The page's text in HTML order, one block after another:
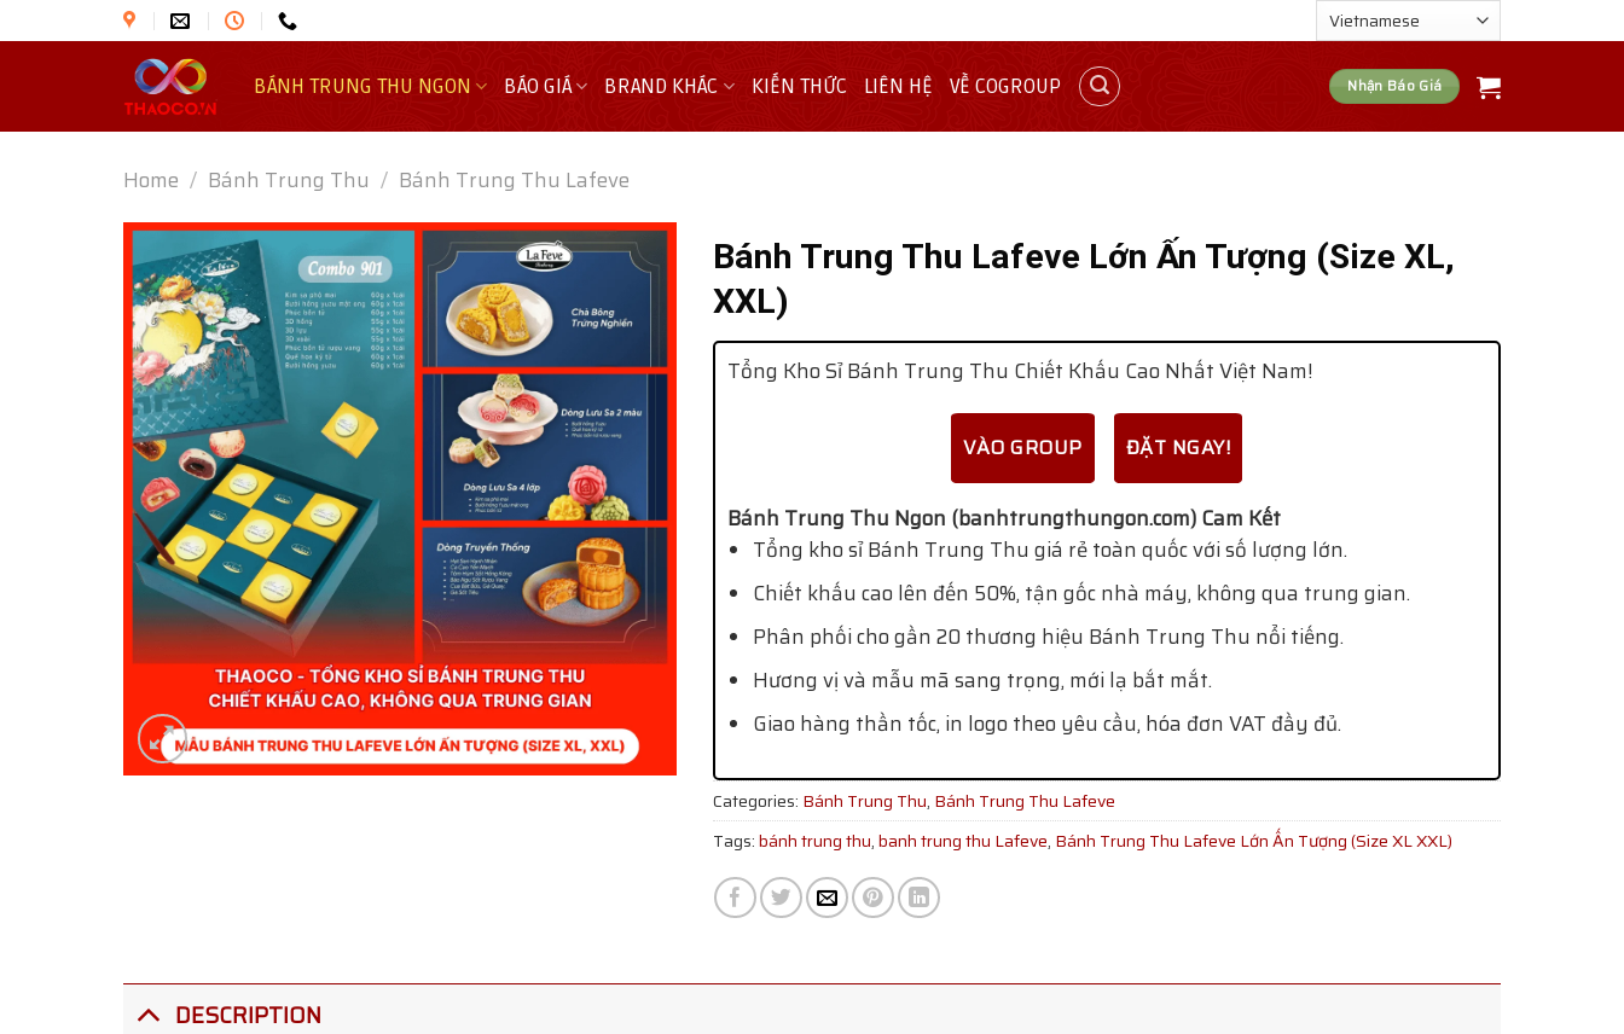
to
BÁNH TRUNG THU NGON BÁO GIÁ BRAND KHÁC KIẾN THỨC LIÊN HỆ VỀ COGROUP Nhận Báo Giá
Home / Bánh Trung Thu / Bánh Trung Thu Lafeve
Bánh Trung Thu Lafeve Lớn Ấn Tượng (Size XL,
XXL)
Tổng Kho Sỉ Bánh Trung Thu Chiết Khấu Cao Nhất Việt Nam!
VÀO GROUP ĐẶT NGAY!
Bánh Trung Thu Ngon (banhtrungthungon.com) Cam Kết
Tổng kho sỉ Bánh Trung Thu giá rẻ toàn quốc với số lượng lớn.
Chiết khấu cao lên đến 50%, tận gốc nhà máy, không qua trung gian.
Phân phối cho gần 20 thương hiệu Bánh Trung Thu nổi tiếng.
Hương vị và mẫu mã sang trọng, mới lạ bắt mắt.
Giao hàng thần tốc, in logo theo yêu cầu, hóa đơn VAT đầy đủ.
Categories: Bánh Trung Thu, Bánh Trung Thu Lafeve
Tags:bánh trung thu,banh trung thu Lafeve, Bánh Trung Thu Lafeve Lớn Ấn Tượng (Size XL XXL)
DESCRIPTION